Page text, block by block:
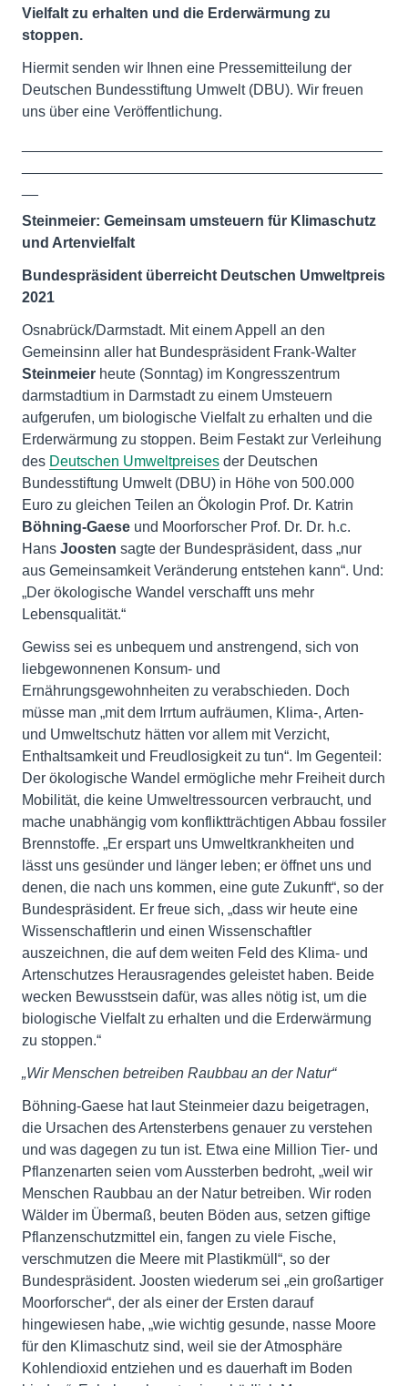
Vielfalt zu erhalten und die Erderwärmung zu
stoppen.
Hiermit senden wir Ihnen eine Pressemitteilung der
Deutschen Bundesstiftung Umwelt (DBU). Wir freuen
uns über eine Veröffentlichung.
Steinmeier: Gemeinsam umsteuern für Klimaschutz
und Artenvielfalt
Bundespräsident überreicht Deutschen Umweltpreis
2021
Osnabrück/Darmstadt. Mit einem Appell an den
Gemeinsinn aller hat Bundespräsident Frank-Walter
Steinmeier heute (Sonntag) im Kongresszentrum
darmstadtium in Darmstadt zu einem Umsteuern
aufgerufen, um biologische Vielfalt zu erhalten und die
Erderwärmung zu stoppen. Beim Festakt zur Verleihung
des Deutschen Umweltpreises der Deutschen
Bundesstiftung Umwelt (DBU) in Höhe von 500.000
Euro zu gleichen Teilen an Ökologin Prof. Dr. Katrin
Böhning-Gaese und Moorforscher Prof. Dr. Dr. h.c.
Hans Joosten sagte der Bundespräsident, dass „nur
aus Gemeinsamkeit Veränderung entstehen kann“. Und:
„Der ökologische Wandel verschafft uns mehr
Lebensqualität.“
Gewiss sei es unbequem und anstrengend, sich von
liebgewonnenen Konsum- und
Ernährungsgewohnheiten zu verabschieden. Doch
müsse man „mit dem Irrtum aufräumen, Klima-, Arten-
und Umweltschutz hätten vor allem mit Verzicht,
Enthaltsamkeit und Freudlosigkeit zu tun“. Im Gegenteil:
Der ökologische Wandel ermögliche mehr Freiheit durch
Mobilität, die keine Umweltressourcen verbraucht, und
mache unabhängig vom konfliktträchtigen Abbau fossiler
Brennstoffe. „Er erspart uns Umweltkrankheiten und
lässt uns gesünder und länger leben; er öffnet uns und
denen, die nach uns kommen, eine gute Zukunft“, so der
Bundespräsident. Er freue sich, „dass wir heute eine
Wissenschaftlerin und einen Wissenschaftler
auszeichnen, die auf dem weiten Feld des Klima- und
Artenschutzes Herausragendes geleistet haben. Beide
wecken Bewusstsein dafür, was alles nötig ist, um die
biologische Vielfalt zu erhalten und die Erderwärmung
zu stoppen.“
„Wir Menschen betreiben Raubbau an der Natur“
Böhning-Gaese hat laut Steinmeier dazu beigetragen,
die Ursachen des Artensterbens genauer zu verstehen
und was dagegen zu tun ist. Etwa eine Million Tier- und
Pflanzenarten seien vom Aussterben bedroht, „weil wir
Menschen Raubbau an der Natur betreiben. Wir roden
Wälder im Übermaß, beuten Böden aus, setzen giftige
Pflanzenschutzmittel ein, fangen zu viele Fische,
verschmutzen die Meere mit Plastikmüll“, so der
Bundespräsident. Joosten wiederum sei „ein großartiger
Moorforscher“, der als einer der Ersten darauf
hingewiesen habe, „wie wichtig gesunde, nasse Moore
für den Klimaschutz sind, weil sie der Atmosphäre
Kohlendioxid entziehen und es dauerhaft im Boden